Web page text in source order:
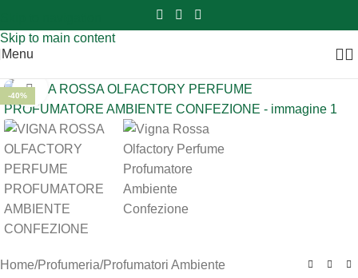
Skip to main content
Sei hai domande contattaci 📲3341056025 - 3886572748
Menu
-40% Clicca per ingrandire
Home/Profumeria/Profumatori Ambiente